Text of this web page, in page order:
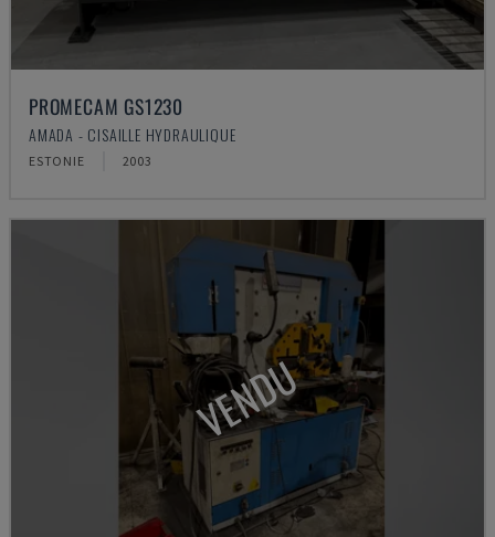
PROMECAM GS1230
AMADA - CISAILLE HYDRAULIQUE
ESTONIE 2003
VENDU